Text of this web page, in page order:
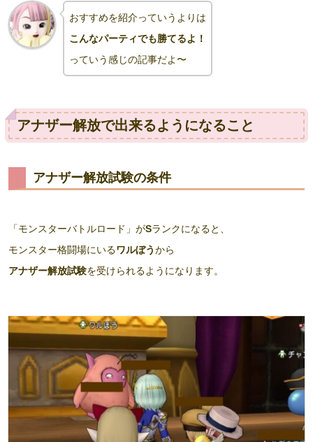
おすすめを紹介っていうよりは
こんなパーティでも勝てるよ！
っていう感じの記事だよ〜
アナザー解放で出来るようになること
アナザー解放試験の条件
「モンスターバトルロード」がSランクになると、
モンスター格闘場にいるワルぼうから
アナザー解放試験を受けられるようになります。